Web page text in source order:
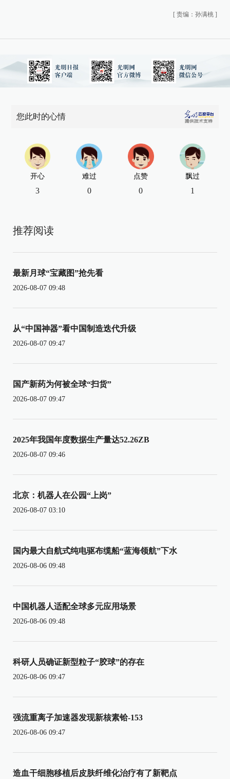
[ 责编：孙满桃 ]
您此时的心情
开心
3
难过
0
点赞
0
飘过
1
推荐阅读
最新月球“宝藏图”抢先看
2026-08-07 09:48
从“中国神器”看中国制造迭代升级
2026-08-07 09:47
国产新药为何被全球“扫货”
2026-08-07 09:47
2025年我国年度数据生产量达52.26ZB
2026-08-07 09:46
北京：机器人在公园“上岗”
2026-08-07 03:10
国内最大自航式纯电驱布缆船“蓝海领航”下水
2026-08-06 09:48
中国机器人适配全球多元应用场景
2026-08-06 09:48
科研人员确证新型粒子“胶球”的存在
2026-08-06 09:47
强流重离子加速器发现新核素铪-153
2026-08-06 09:47
造血干细胞移植后皮肤纤维化治疗有了新靶点